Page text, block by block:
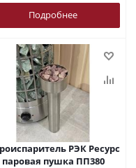
Подробнее
РЭК Ресурс
паровая пушка ПП380